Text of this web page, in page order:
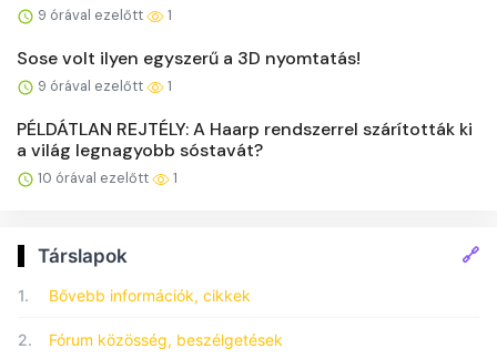
9 órával ezelőtt 1
Sose volt ilyen egyszerű a 3D nyomtatás!
9 órával ezelőtt 1
PÉLDÁTLAN REJTÉLY: A Haarp rendszerrel szárították ki
a világ legnagyobb sóstavát?
10 órával ezelőtt 1
Társlapok 🔗
1. Bővebb információk, cikkek
2. Fórum közösség, beszélgetések